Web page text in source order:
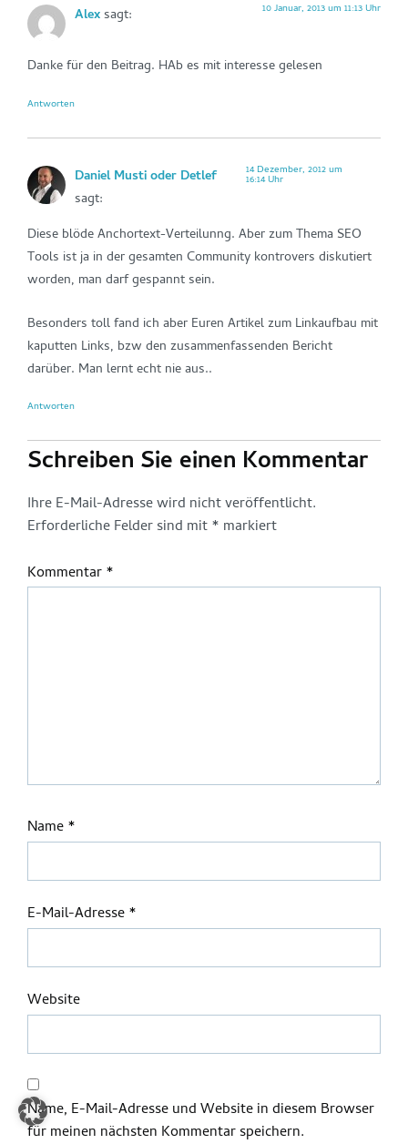
Alexsagt: 10 Januar, 2013 um 11:13 Uhr
Danke für den Beitrag. HAb es mit interesse gelesen
Antworten
Daniel Musti oder Detlef
sagt:
14 Dezember, 2012 um
16:14 Uhr
Diese blöde Anchortext-Verteilunng. Aber zum Thema SEO
Tools ist ja in der gesamten Community kontrovers diskutiert
worden, man darf gespannt sein.
Besonders toll fand ich aber Euren Artikel zum Linkaufbau mit
kaputten Links, bzw den zusammenfassenden Bericht
darüber. Man lernt echt nie aus..
Antworten
Schreiben Sie einen Kommentar
Ihre E-Mail-Adresse wird nicht veröffentlicht.
Erforderliche Felder sind mit* markiert
Kommentar*
Name*
E-Mail-Adresse*
Website
Name, E-Mail-Adresse und Website in diesem Browser
für meinen nächsten Kommentar speichern.